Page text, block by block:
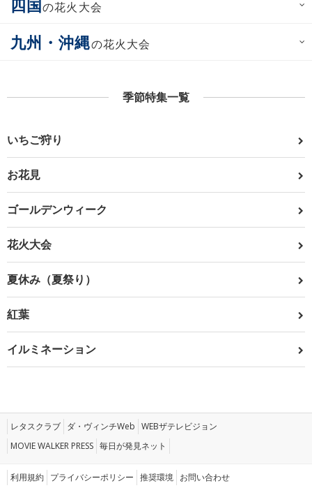
四国の花火大会
九州・沖縄の花火大会
季節特集一覧
いちご狩り
お花見
ゴールデンウィーク
花火大会
夏休み（夏祭り）
紅葉
イルミネーション
レタスクラブ ダ・ヴィンチWeb WEBザテレビジョン
MOVIE WALKER PRESS 毎日が発見ネット
利用規約 プライバシーポリシー 推奨環境 お問い合わせ